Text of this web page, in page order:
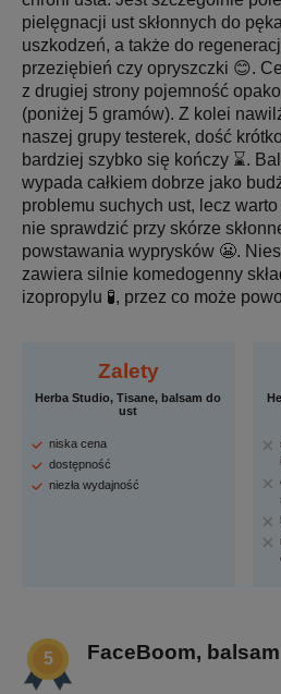
pielęgnacji ust skłonnych do
uszkodzeń, a także do
przeziębień czy opryszczki 😊.
z drugiej strony pojemność
(poniżej 5 gramów). Z kolei
naszej grupy testerek, dość
bardziej szybko się kończy ⌛.
wypada całkiem dobrze jako
problemu suchych ust, lecz
nie sprawdzić przy skórze
powstawania wyprysków 😬.
zawiera silnie komedogenny
izopropylu 🧪, przez co może
Zalety
Herba Studio, Tisane, balsam do
ust
niska cena
dostępność
niezła wydajność
FaceBoom,